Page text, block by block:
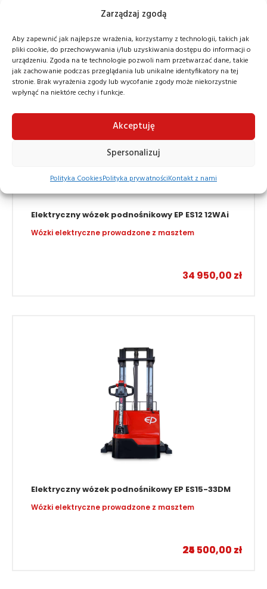
Zarządzaj zgodą
Aby zapewnić jak najlepsze wrażenia, korzystamy z technologii, takich jak
pliki cookie, do przechowywania i/lub uzyskiwania dostępu do informacji o
urządzeniu. Zgoda na te technologie pozwoli nam przetwarzać dane, takie
jak zachowanie podczas przeglądania lub unikalne identyfikatory na tej
stronie. Brak wyrażenia zgody lub wycofanie zgody może niekorzystnie
wpłynąć na niektóre cechy i funkcje.
Akceptuję
Spersonalizuj
Polityka CookiesPolityka prywatnościKontakt z nami
Elektryczny wózek podnośnikowy EP ES12 12WAi
Wózki elektryczne prowadzone z masztem
34 950,00 zł
Elektryczny wózek podnośnikowy EP ES15-33DM
Wózki elektryczne prowadzone z masztem
24 500,00 zł
25 500,00 zł